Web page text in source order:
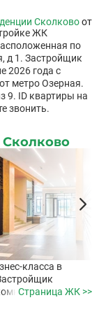
Сколковоот
ЖК
по
д 1. Застройщик
2026 года с
метро Озерная.
9. ID квартиры на
звонить.
класса в
и
Страница ЖК >>